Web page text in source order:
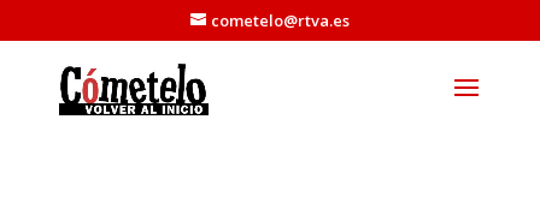
cometelo@rtva.es